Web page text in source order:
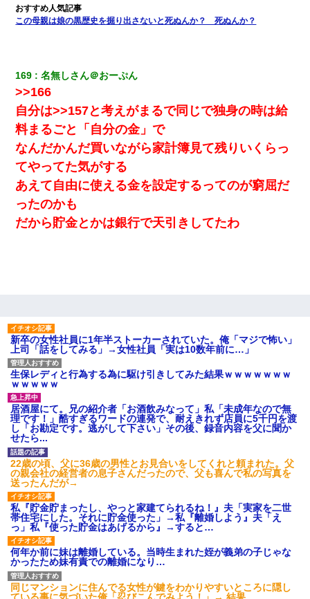
３２歳俺「ずっと好きでした！！付き合って下さい！」 ２５歳
居酒屋にて。兄の紹介者「お酒飲みなって」私「未成年なので無
理です！」酷すぎるワードの連発で、耐えきれず店員に5千円を渡
し「お勘定です。逃がして下さい」その後、録音内容を父に聞か
せたら...
妊娠中に「おいこのブタ女！てめー席譲れ！」と絡まれ腹を殴る
真似された。泣きながら夫に話すと一年後に…
【悲報】嫁がワイのこと嫌いっぽいから単身赴任した結果
【不幸な結婚式】新郎親族「ブスのくせにドレスなんか着ちゃっ
【身体で払わせて】女友達「ごめん、何も言わずにお金貸してく
ださい……」俺「いいよ！いくら？」女友達「10万円ぐら
い……」俺「ほい！10万！」→
32歳ワイ、34歳の可愛い女と付き合うも現実を知ってしまい無事
死亡・・・
【考察】兄嫁急死の1年後、兄が引越すというので手伝いに行った
ら下着が入った引き出しの奥にとんでもないモノを見つけた
中途採用のAが部長から呼び出された。Aはヘラヘラと部屋に入っ
ていき、1時間後に号泣しながら出てきて…
結婚生活10ヶ月目で嫁から一方的に「もう冷めた」と離婚切り出
された
放置子が病院送りになったらしい → 俺（二度と帰ってくるなよ…
嫁を半身不随にしやがった恨みは、正直こんなもんじゃ晴れな
い）
この母親は娘の黒歴史を掘り出さないと死ぬんか？ 死ぬんか？
169 名無しさん＠おーぷん
>>166
自分は>>157と考えがまるで同じで独身の時は給
料まるごと「自分の金」で
なんだかんだ買いながら家計簿見て残りいくらっ
てやってた気がする
あえて自由に使える金を設定するってのが窮屈だ
ったのかも
だから貯金とかは銀行で天引きしてたわ
新卒の女性社員に1年半ストーカーされていた。俺「マジで怖い」
上司「話をしてみる」→女性社員「実は10数年前に…」
生保レディと行為する為に駆け引きしてみた結果ｗｗｗｗｗｗｗ
ｗｗｗｗｗ
居酒屋にて。兄の紹介者「お酒飲みなって」私「未成年なので無
理です！」酷すぎるワードの連発で、耐えきれず店員に5千円を渡
し「お勘定です。逃がして下さい」その後、録音内容を父に聞か
せたら...
22歳の頃、父に36歳の男性とお見合いをしてくれと頼まれた。父
の親会社の経営者の息子さんだったので、父も喜んで私の写真を
送ったんだが→
私『貯金貯まったし、やっと家建てられるね！』夫「実家を二世
帯住宅にした。それに貯金使った」→私『離婚しよう』夫「え
っ」私『使った貯金はあげるから』→すると…
何年か前に妹は離婚している。当時生まれた姪が義弟の子じゃな
かったため妹有責での離婚になり…
同じマンションに住んでる女性が鍵をわかりやすいところに隠し